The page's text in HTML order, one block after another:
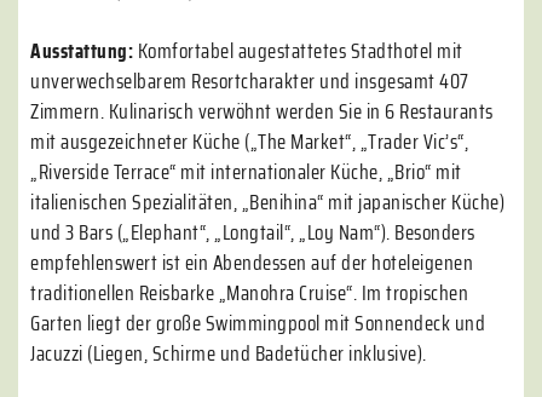
Ausstattung:Komfortabel augestattetes Stadthotel mit
unverwechselbarem Resortcharakter und insgesamt 407
Zimmern. Kulinarisch verwöhnt werden Sie in 6 Restaurants
mit ausgezeichneter Küche („The Market“, „Trader Vic’s“,
„Riverside Terrace“ mit internationaler Küche, „Brio“ mit
italienischen Spezialitäten, „Benihina“ mit japanischer Küche)
und 3 Bars („Elephant“, „Longtail“, „Loy Nam“). Besonders
empfehlenswert ist ein Abendessen auf der hoteleigenen
traditionellen Reisbarke „Manohra Cruise“. Im tropischen
Garten liegt der große Swimmingpool mit Sonnendeck und
Jacuzzi (Liegen, Schirme und Badetücher inklusive).